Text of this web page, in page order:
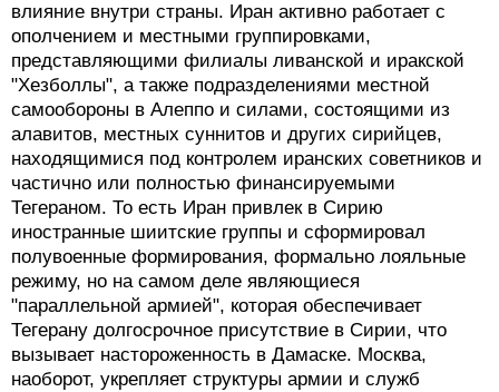
влияние внутри страны. Иран активно работает с
ополчением и местными группировками,
представляющими филиалы ливанской и иракской
"Хезболлы", а также подразделениями местной
самообороны в Алеппо и силами, состоящими из
алавитов, местных суннитов и других сирийцев,
находящимися под контролем иранских советников и
частично или полностью финансируемыми
Тегераном. То есть Иран привлек в Сирию
иностранные шиитские группы и сформировал
полувоенные формирования, формально лояльные
режиму, но на самом деле являющиеся
"параллельной армией", которая обеспечивает
Тегерану долгосрочное присутствие в Сирии, что
вызывает настороженность в Дамаске. Москва,
наоборот, укрепляет структуры армии и служб